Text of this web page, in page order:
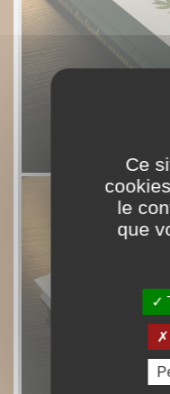
Ce
le
que